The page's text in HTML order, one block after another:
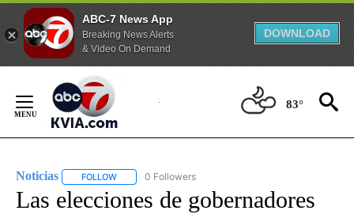
ABC-7 News App
Breaking News Alerts
& Video On Demand
DOWNLOAD
Content
83°
Noticias FOLLOW FOLLOW "NOTICIAS" TO RECEIVE NOTIFICATIONS
0 Followers
Las elecciones de gobernadores